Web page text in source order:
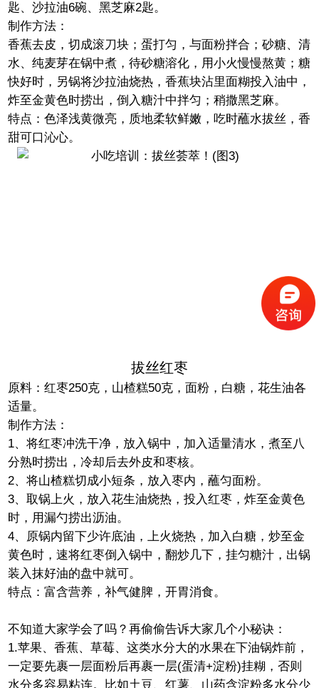
匙、沙拉油6碗、黑芝麻2匙。
制作方法 ：
香蕉去皮，切成滚刀块；蛋打匀，与面粉拌合；砂糖、清
水、纯麦芽在锅中煮，待砂糖溶化，用小火慢慢熬黄；糖
快好时，另锅将沙拉油烧热，香蕉块沾里面糊投入油中，
炸至金黄色时捞出，倒入糖汁中拌匀；稍撒黑芝麻。
特点 ：色泽浅黄微亮，质地柔软鲜嫩，吃时蘸水拔丝，香
甜可口沁心。
拔丝红枣
原料 ：红枣250克，山楂糕50克，面粉，白糖，花生油各
适量。
制作方法 ：
1、将红枣冲洗干净，放入锅中，加入适量清水，煮至八
分熟时捞出，冷却后去外皮和枣核。
2、将山楂糕切成小短条，放入枣内，蘸匀面粉。
3、取锅上火，放入花生油烧热，投入红枣，炸至金黄色
时，用漏勺捞出沥油。
4、原锅内留下少许底油，上火烧热，加入白糖，炒至金
黄色时，速将红枣倒入锅中，翻炒几下，挂匀糖汁，出锅
装入抹好油的盘中就可。
特点 ：富含营养，补气健脾，开胃消食。
不知道大家学会了吗？再偷偷告诉大家几个小秘诀：
1.苹果、香蕉、草莓、这类水分大的水果在下油锅炸前，
一定要先裹一层面粉后再裹一层(蛋清+淀粉)挂糊，否则
水分多容易粘连。比如土豆、红薯、山药含淀粉多水分少